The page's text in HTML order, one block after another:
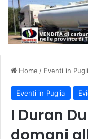
Home / Eventi in
Eventi in Puglia
I Duran